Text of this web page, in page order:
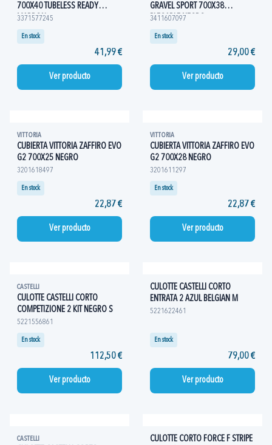
700X40 TUBELESS READY
MARRON
3371577245
En stock
41,99 €
Ver producto
GRAVEL SPORT 700X38
PLEGABLE NEGRO
3411607097
En stock
29,00 €
Ver producto
VITTORIA
CUBIERTA VITTORIA ZAFFIRO EVO
G2 700X25 NEGRO
3201618497
En stock
22,87 €
Ver producto
VITTORIA
CUBIERTA VITTORIA ZAFFIRO EVO
G2 700X28 NEGRO
3201611297
En stock
22,87 €
Ver producto
CASTELLI
CULOTTE CASTELLI CORTO
COMPETIZIONE 2 KIT NEGRO S
5221556861
En stock
112,50 €
Ver producto
CULOTTE CASTELLI CORTO
ENTRATA 2 AZUL BELGIAN M
5221622461
En stock
79,00 €
Ver producto
CASTELLI
CULOTTE CORTO FORCE F STRIPE